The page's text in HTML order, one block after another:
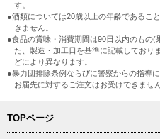
す。
●酒類については20歳以上の年齢であるこ
きません。
●食品の賞味・消費期間は90日以内のもの(
た、製造・加工日を基準に記載しており
どにより異なります。
●暴力団排除条例ならびに警察からの指導
お届先に対するご注文はお受けできません
TOPページ